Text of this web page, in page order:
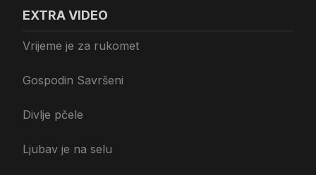
EXTRA VIDEO
Vrijeme je za rukomet
Gospodin Savršeni
Divlje pčele
Ljubav je na selu